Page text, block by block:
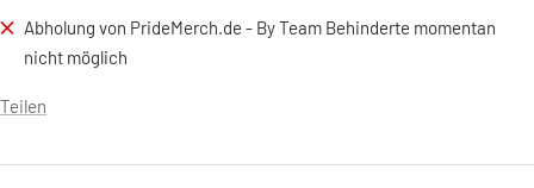
Abholung von PrideMerch.de - By Team Behinderte momentan
nicht möglich
Teilen